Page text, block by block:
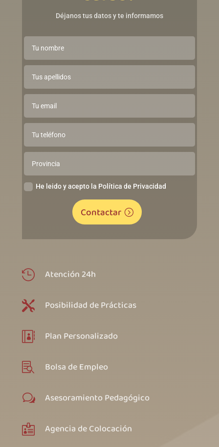
Déjanos tus datos y te informamos
He leido y acepto la Política de Privacidad
Contactar
 Atención 24h
 Posibilidad de Prácticas
 Plan Personalizado
 Bolsa de Empleo
w Asesoramiento Pedagógico
 Agencia de Colocación